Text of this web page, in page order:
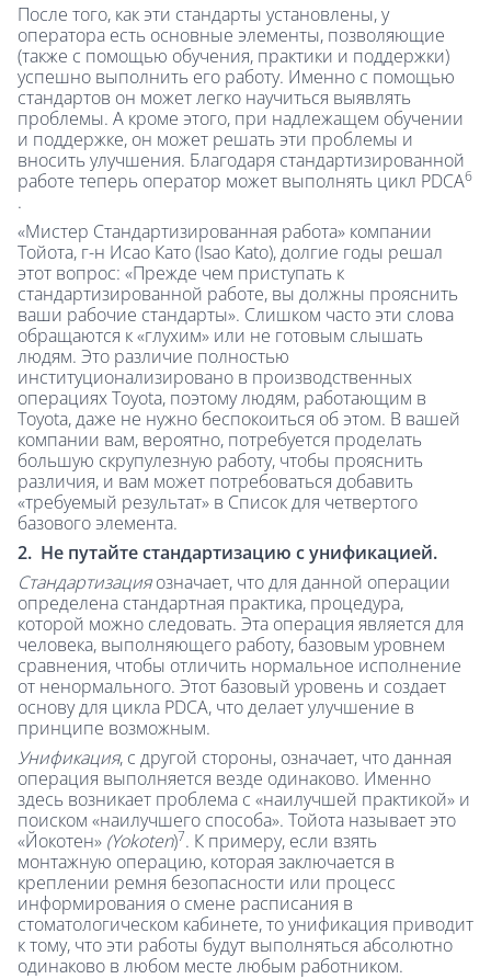
После того, как эти стандарты установлены, у
оператора есть основные элементы, позволяющие
(также с помощью обучения, практики и поддержки)
успешно выполнить его работу. Именно с помощью
стандартов он может легко научиться выявлять
проблемы. А кроме этого, при надлежащем обучении
и поддержке, он может решать эти проблемы и
вносить улучшения. Благодаря стандартизированной
работе теперь оператор может выполнять цикл PDCA6
.
«Мистер Стандартизированная работа» компании
Тойота, г-н Исао Като (Isao Kato), долгие годы решал
этот вопрос: «Прежде чем приступать к
стандартизированной работе, вы должны прояснить
ваши рабочие стандарты». Слишком часто эти слова
обращаются к «глухим» или не готовым слышать
людям. Это различие полностью
институционализировано в производственных
операциях Toyota, поэтому людям, работающим в
Toyota, даже не нужно беспокоиться об этом. В вашей
компании вам, вероятно, потребуется проделать
большую скрупулезную работу, чтобы прояснить
различия, и вам может потребоваться добавить
«требуемый результат» в Список для четвертого
базового элемента.
2. Не путайте стандартизацию с унификацией.
Стандартизацияозначает, что для данной операции
определена стандартная практика, процедура,
которой можно следовать. Эта операция является для
человека, выполняющего работу, базовым уровнем
сравнения, чтобы отличить нормальное исполнение
от ненормального. Этот базовый уровень и создает
основу для цикла PDCA, что делает улучшение в
принципе возможным.
Унификация, с другой стороны, означает, что данная
операция выполняется везде одинаково. Именно
здесь возникает проблема с «наилучшей практикой» и
поиском «наилучшего способа». Тойота называет это
«Йокотен» (Yokoten)7. К примеру, если взять
монтажную операцию, которая заключается в
креплении ремня безопасности или процесс
информирования о смене расписания в
стоматологическом кабинете, то унификация приводит
к тому, что эти работы будут выполняться абсолютно
одинаково в любом месте любым работником.